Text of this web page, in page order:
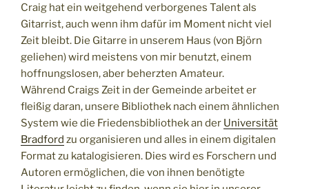
Craig hat ein weitgehend verborgenes Talent als
Gitarrist, auch wenn ihm dafür im Moment nicht viel
Zeit bleibt. Die Gitarre in unserem Haus (von Björn
geliehen) wird meistens von mir benutzt, einem
hoffnungslosen, aber beherzten Amateur.
Während Craigs Zeit in der Gemeinde arbeitet er
fleißig daran, unsere Bibliothek nach einem ähnlichen
System wie die Friedensbibliothek an der Universität
Bradford zu organisieren und alles in einem digitalen
Format zu katalogisieren. Dies wird es Forschern und
Autoren ermöglichen, die von ihnen benötigte